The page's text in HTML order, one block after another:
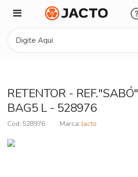
RETENTOR -
BAG5 L - 528976
528976 Jacto